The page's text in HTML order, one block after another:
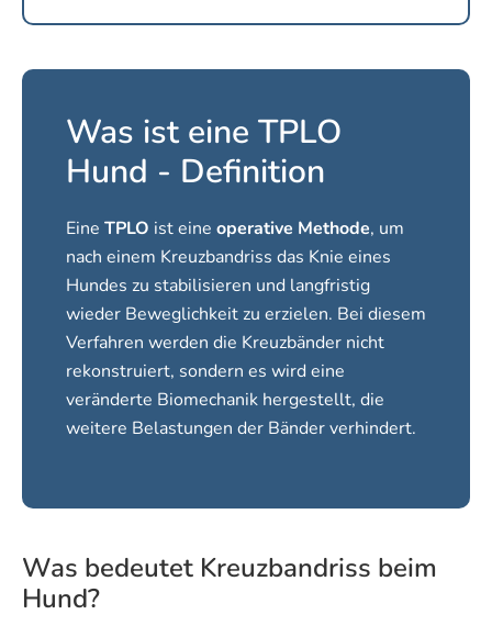
Was ist eine TPLO
Hund - Definition
Eine TPLO ist eine operative Methode, um
nach einem Kreuzbandriss das Knie eines
Hundes zu stabilisieren und langfristig
wieder Beweglichkeit zu erzielen. Bei diesem
Verfahren werden die Kreuzbänder nicht
rekonstruiert, sondern es wird eine
veränderte Biomechanik hergestellt, die
weitere Belastungen der Bänder verhindert.
Was bedeutet Kreuzbandriss beim
Hund?